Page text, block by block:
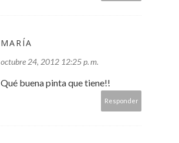
MARÍA
octubre 24, 2012 12:25 p. m.
Qué buena pinta que tiene!!
Responder